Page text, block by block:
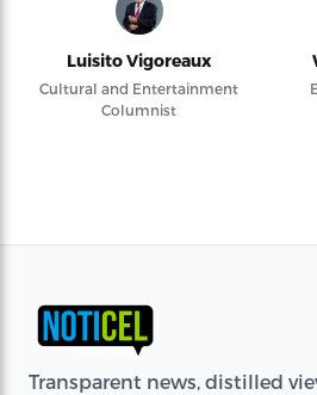
Luisito Vigoreaux
Cultural and Entertainment
Columnist
Transparent news, distilled